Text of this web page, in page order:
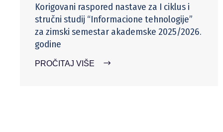
Korigovani raspored nastave za I ciklus i
stručni studij “Informacione tehnologije”
za zimski semestar akademske 2025/2026.
godine
PROČITAJ VIŠE